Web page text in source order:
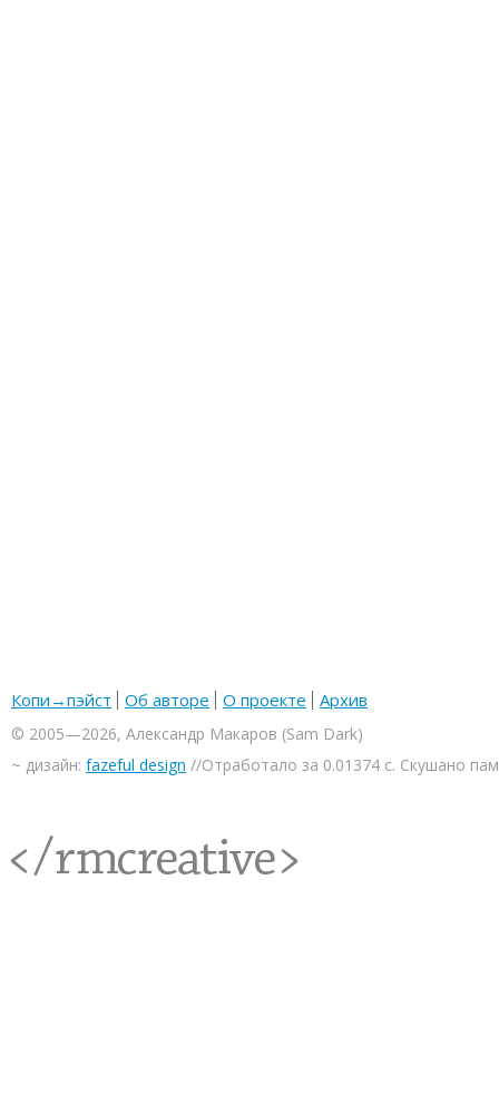
Копи→пэйст Об авторе О проекте Архив
© 2005—2026, Александр Макаров (Sam Dark)
~ дизайн: fazeful design //Отработало за 0.01374 с. Скушано
<rmcreative/>